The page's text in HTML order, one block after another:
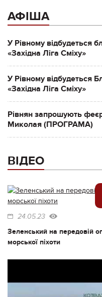
АФІША
У Рівному відбудеться
«Західна Ліга Сміху»
У Рівному відбудеться
«Західна Ліга Сміху»
Рівнян запрошують
Миколая (ПРОГРАМА)
ВІДЕО
24.05.23
Зеленський на передовій
морської піхоти